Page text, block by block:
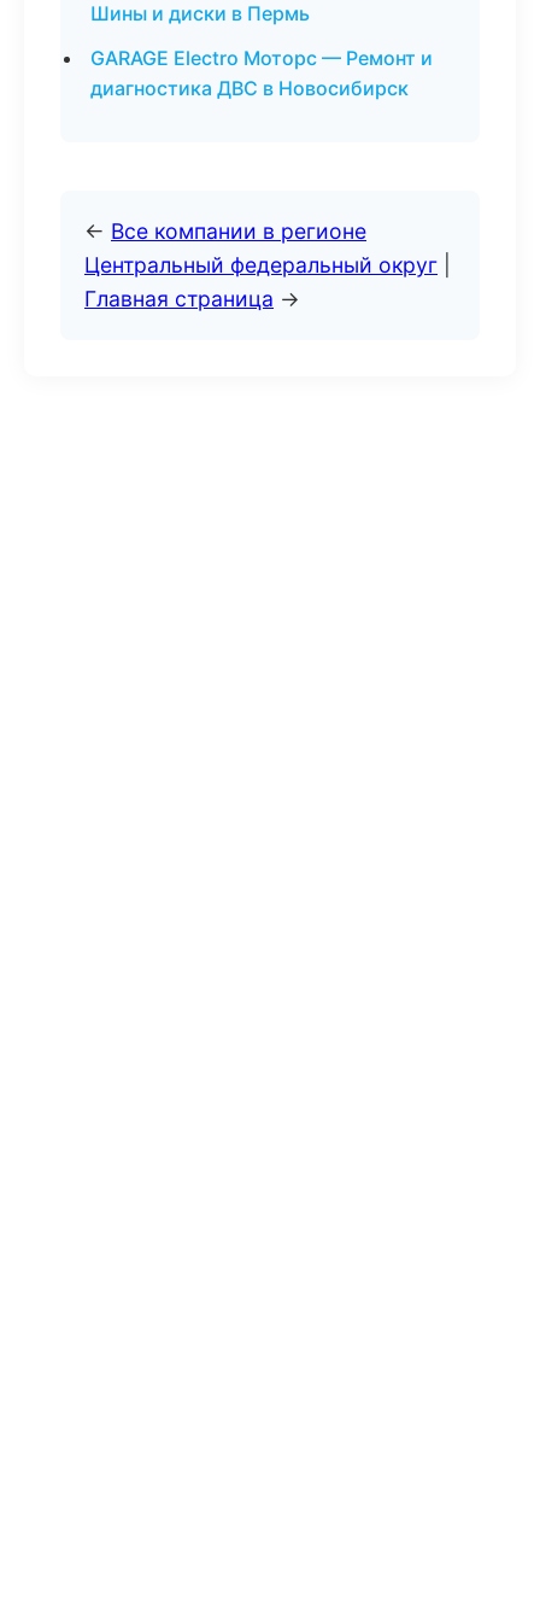
Шины и диски в Пермь
GARAGE Electro Моторс — Ремонт и
диагностика ДВС в Новосибирск
← Все компании в регионе
Центральный федеральный округ
Главная страница →